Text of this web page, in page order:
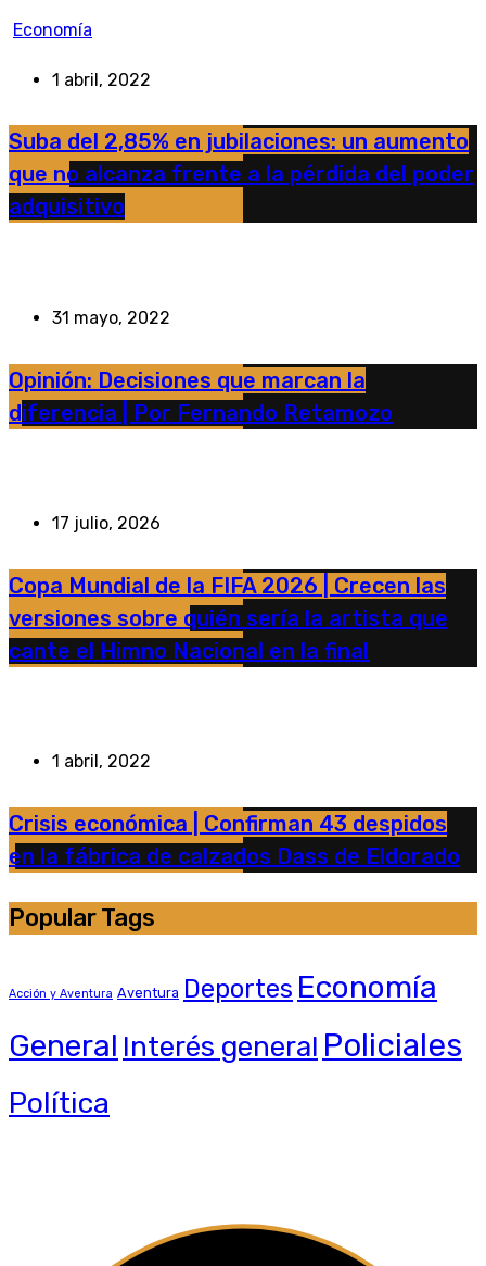
Economía
1 abril, 2022
Suba del 2,85% en jubilaciones: un aumento
que no alcanza frente a la pérdida del poder
adquisitivo
31 mayo, 2022
Opinión: Decisiones que marcan la
diferencia | Por Fernando Retamozo
17 julio, 2026
Copa Mundial de la FIFA 2026 | Crecen las
versiones sobre quién sería la artista que
cante el Himno Nacional en la final
1 abril, 2022
Crisis económica | Confirman 43 despidos
en la fábrica de calzados Dass de Eldorado
Popular Tags
Acción y Aventura Aventura Deportes Economía
General Interés general Policiales
Política